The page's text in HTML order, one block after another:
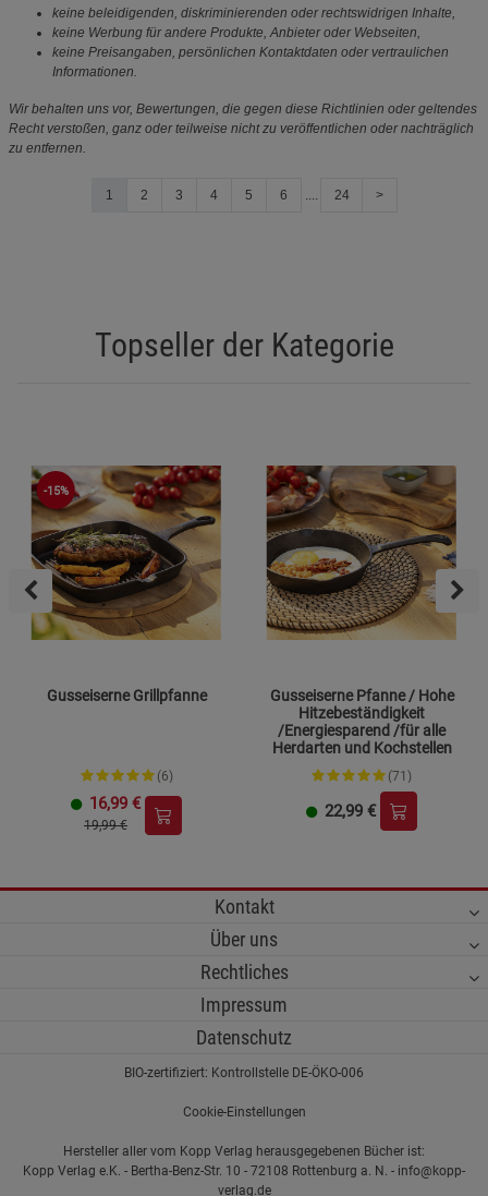
keine beleidigenden, diskriminierenden oder rechtswidrigen Inhalte,
keine Werbung für andere Produkte, Anbieter oder Webseiten,
keine Preisangaben, persönlichen Kontaktdaten oder vertraulichen
Informationen.
Wir behalten uns vor, Bewertungen, die gegen diese Richtlinien oder geltendes
Recht verstoßen, ganz oder teilweise nicht zu veröffentlichen oder nachträglich
zu entfernen.
1 2 3 4 5 6 24 >
Topseller der Kategorie
-15%
Gusseiserne Grillpfanne
(6)
16,99 €
19,99 €
Gusseiserne Pfanne / Hohe
Hitzebeständigkeit
/Energiesparend /für alle
Herdarten und Kochstellen
(71)
22,99 €
Kontakt
Über uns
Rechtliches
Impressum
Datenschutz
BIO-zertifiziert: Kontrollstelle DE-ÖKO-006
Cookie-Einstellungen
Hersteller aller vom Kopp Verlag herausgegebenen Bücher ist:
Kopp Verlag e.K. - Bertha-Benz-Str. 10 - 72108 Rottenburg a. N. - info@kopp-
verlag.de